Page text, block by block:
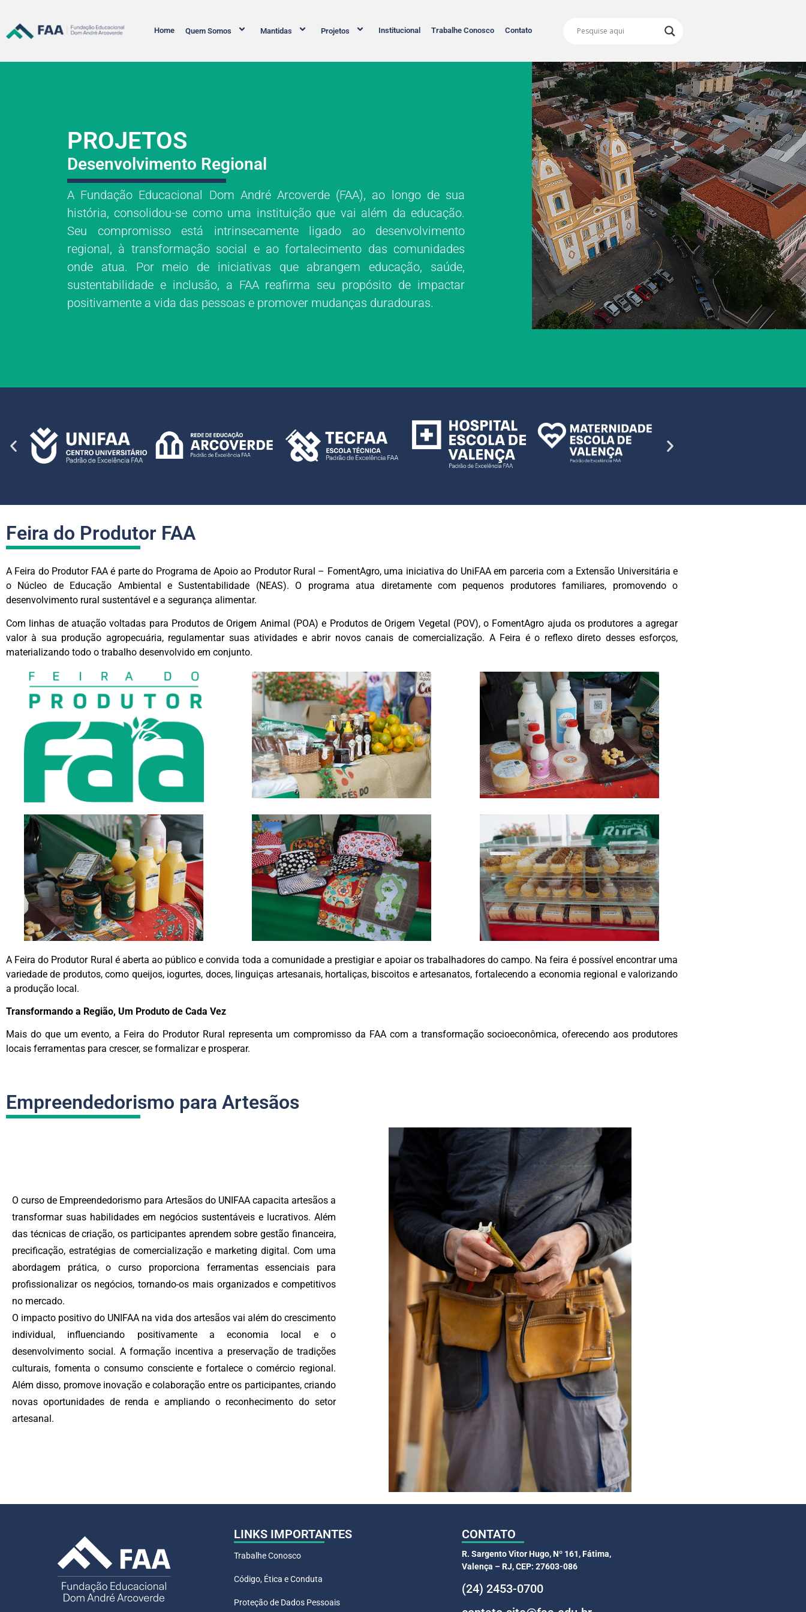
Home Quem Somos Mantidas Projetos Institucional Trabalhe Conosco Contato
PROJETOS
Desenvolvimento Regional
A Fundação Educacional Dom André Arcoverde (FAA), ao longo de sua
história, consolidou-se como uma instituição que vai além da educação.
Seu compromisso está intrinsecamente ligado ao desenvolvimento
regional, à transformação social e ao fortalecimento das comunidades
onde atua. Por meio de iniciativas que abrangem educação, saúde,
sustentabilidade e inclusão, a FAA reafirma seu propósito de impactar
positivamente a vida das pessoas e promover mudanças duradouras.
Feira do Produtor FAA
A Feira do Produtor FAA é parte do Programa de Apoio ao Produtor Rural – FomentAgro, uma iniciativa do UniFAA em parceria com a Extensão Universitária e
o Núcleo de Educação Ambiental e Sustentabilidade (NEAS). O programa atua diretamente com pequenos produtores familiares, promovendo o
desenvolvimento rural sustentável e a segurança alimentar.
Com linhas de atuação voltadas para Produtos de Origem Animal (POA) e Produtos de Origem Vegetal (POV), o FomentAgro ajuda os produtores a agregar
valor à sua produção agropecuária, regulamentar suas atividades e abrir novos canais de comercialização. A Feira é o reflexo direto desses esforços,
materializando todo o trabalho desenvolvido em conjunto.
A Feira do Produtor Rural é aberta ao público e convida toda a comunidade a prestigiar e apoiar os trabalhadores do campo. Na feira é possível encontrar uma
variedade de produtos, como queijos, iogurtes, doces, linguiças artesanais, hortaliças, biscoitos e artesanatos, fortalecendo a economia regional e valorizando
a produção local.
Transformando a Região, Um Produto de Cada Vez
Mais do que um evento, a Feira do Produtor Rural representa um compromisso da FAA com a transformação socioeconômica, oferecendo aos produtores
locais ferramentas para crescer, se formalizar e prosperar.
Empreendedorismo para Artesãos
O curso de Empreendedorismo para Artesãos do UNIFAA capacita artesãos a
transformar suas habilidades em negócios sustentáveis e lucrativos. Além
das técnicas de criação, os participantes aprendem sobre gestão financeira,
precificação, estratégias de comercialização e marketing digital. Com uma
abordagem prática, o curso proporciona ferramentas essenciais para
profissionalizar os negócios, tornando-os mais organizados e competitivos
no mercado.
O impacto positivo do UNIFAA na vida dos artesãos vai além do crescimento
individual, influenciando positivamente a economia local e o
desenvolvimento social. A formação incentiva a preservação de tradições
culturais, fomenta o consumo consciente e fortalece o comércio regional.
Além disso, promove inovação e colaboração entre os participantes, criando
novas oportunidades de renda e ampliando o reconhecimento do setor
artesanal.
LINKS IMPORTANTES
Trabalhe Conosco
Código, Ética e Conduta
Proteção de Dados Pessoais
CONTATO
R. Sargento Vitor Hugo, Nº 161, Fátima,
Valença – RJ, CEP: 27603-086
(24) 2453-0700